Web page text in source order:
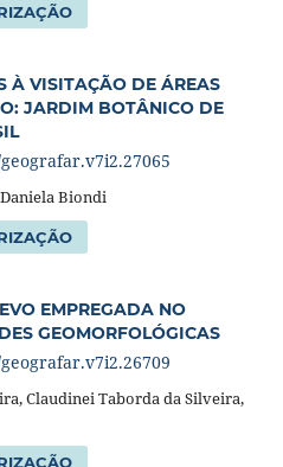
À VISITAÇÃO DE ÁREAS
JARDIM BOTÂNICO DE
Biondi
EMPREGADA NO
GEOMORFOLÓGICAS
Claudinei Taborda da Silveira,